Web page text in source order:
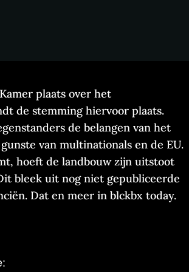
plaats over het
de stemming hiervoor plaats.
de belangen van het
van multinationals en de EU.
hoeft de landbouw zijn uitstoot
bleek uit nog niet gepubliceerde
Dat en meer in blckbx today.